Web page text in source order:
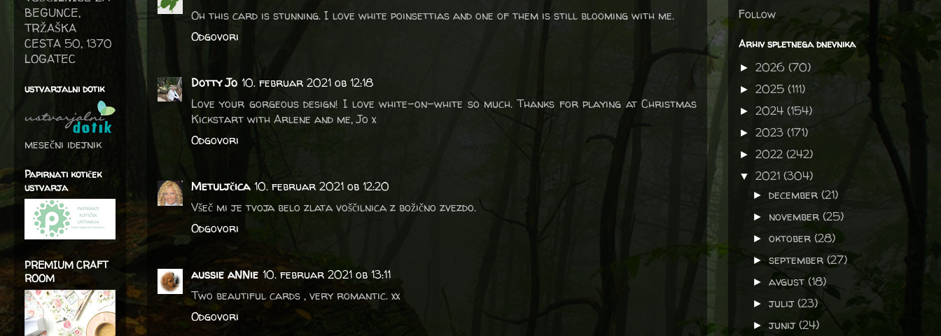
Oh this card is stunning. I love white poinsettias and one of them is still blooming with me.
Odgovori
Dotty Jo 10. februar 2021 ob 12:18
Love your gorgeous design! I love white-on-white so much. Thanks for playing at Christmas
Kickstart with Arlene and me, Jo x
Odgovori
Metuljčica 10. februar 2021 ob 12:20
Všeč mi je tvoja belo zlata voščilnica z božično zvezdo.
Odgovori
aussie aNNie 10. februar 2021 ob 13:11
Two beautiful cards , very romantic. xx
Odgovori
BEGUNCE,
TRŽAŠKA
CESTA 50, 1370
LOGATEC
ustvarjalni dotik
mesečni idejnik
Papirnati kotiček
ustvarja
PREMIUM CRAFT
ROOM
Follow
Arhiv spletnega dnevnika
► 2026 (70)
► 2025 (111)
► 2024 (154)
► 2023 (171)
► 2022 (242)
▼ 2021 (304)
►december(21)
► november(25)
►oktober(28)
►september(27)
►avgust(18)
►julij(23)
►junij(24)